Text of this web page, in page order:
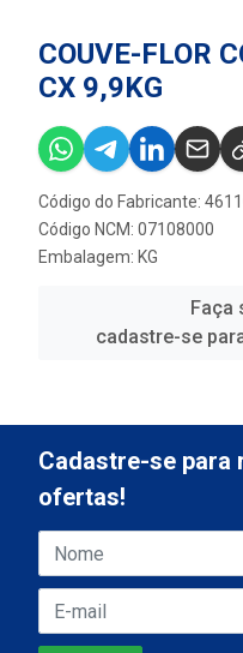
COUVE-FLOR
CX 9,9KG
Código do Fabricante:
Código NCM: 07108000
Embalagem: KG
Faça
cadastre-se
Cadastre-se para
ofertas!